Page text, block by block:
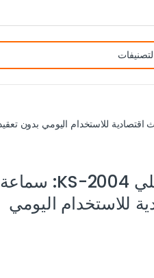
سماعة كيسونلي KS-2004: سماعة
للاستخدام اليومي